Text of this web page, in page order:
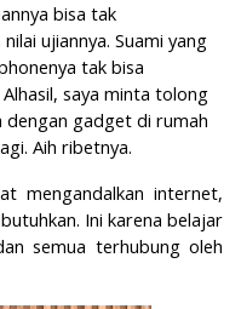
bisa tak
ujiannya. Suami yang
tak bisa
saya minta tolong
gadget di rumah
Aih ribetnya.
mengandalkan internet,
Ini karena belajar
semua terhubung oleh